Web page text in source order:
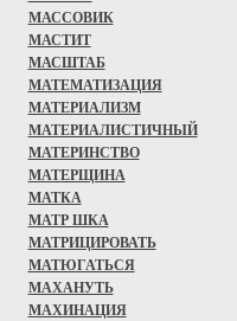
МАССОВИК
МАСТИТ
МАСШТАБ
МАТЕМАТИЗАЦИЯ
МАТЕРИАЛИЗМ
МАТЕРИАЛИСТИЧНЫЙ
МАТЕРИНСТВО
МАТЕРЩИНА
МАТКА
МАТР ШКА
МАТРИЦИРОВАТЬ
МАТЮГАТЬСЯ
МАХАНУТЬ
МАХИНАЦИЯ